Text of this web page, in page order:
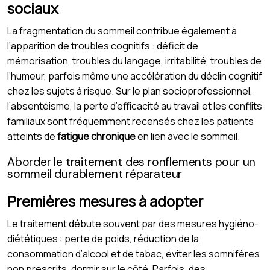
sociaux
La fragmentation du sommeil contribue également à
l’apparition de troubles cognitifs : déficit de
mémorisation, troubles du langage, irritabilité, troubles de
l’humeur, parfois même une accélération du déclin cognitif
chez les sujets à risque. Sur le plan socioprofessionnel,
l’absentéisme, la perte d’efficacité au travail et les conflits
familiaux sont fréquemment recensés chez les patients
atteints defatigue chroniqueen lien avec le sommeil.
Aborder le traitement des ronflements pour un
sommeil durablement réparateur
Premières mesures à adopter
Le traitement débute souvent par des mesures hygiéno-
diététiques : perte de poids, réduction de la
consommation d’alcool et de tabac, éviter les somnifères